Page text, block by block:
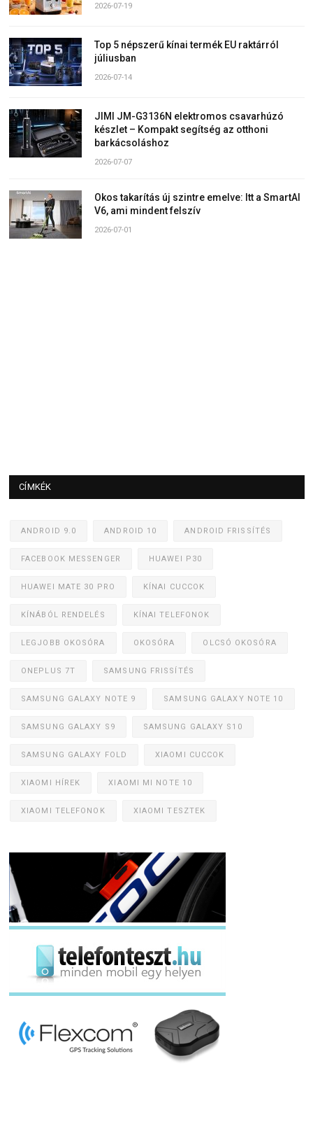
2026-07-19
Top 5 népszerű kínai termék EU raktárról
júliusban
2026-07-14
JIMI JM-G3136N elektromos csavarhúzó
készlet – Kompakt segítség az otthoni
barkácsoláshoz
2026-07-07
Okos takarítás új szintre emelve: Itt a SmartAI
V6, ami mindent felszív
2026-07-01
CÍMKÉK
ANDROID 9.0 ANDROID 10 ANDROID FRISSÍTÉS
FACEBOOK MESSENGER HUAWEI P30
HUAWEI MATE 30 PRO KÍNAI CUCCOK
KÍNÁBÓL RENDELÉS KÍNAI TELEFONOK
LEGJOBB OKOSÓRA OKOSÓRA OLCSÓ OKOSÓRA
ONEPLUS 7T SAMSUNG FRISSÍTÉS
SAMSUNG GALAXY NOTE 9 SAMSUNG GALAXY NOTE 10
SAMSUNG GALAXY S9 SAMSUNG GALAXY S10
SAMSUNG GALAXY FOLD XIAOMI CUCCOK
XIAOMI HÍREK XIAOMI MI NOTE 10
XIAOMI TELEFONOK XIAOMI TESZTEK